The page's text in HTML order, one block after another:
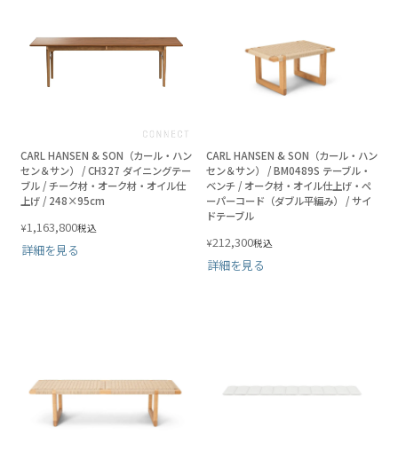
CARL HANSEN & SON（カール・ハン
セン＆サン） / CH327 ダイニングテー
ブル / チーク材・オーク材・オイル仕
上げ / 248×95cm
¥1,163,800税込
詳細を見る
CARL HANSEN & SON（カール・ハン
セン＆サン） / BM0489S テーブル・
ベンチ / オーク材・オイル仕上げ・ペ
ーパーコード（ダブル平編み） / サイ
ドテーブル
¥212,300税込
詳細を見る